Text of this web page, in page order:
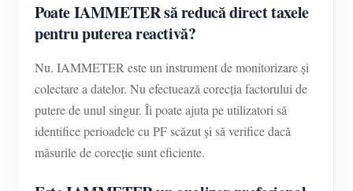
Poate IAMMETER să reducă direct taxele
pentru puterea reactivă?
Nu. IAMMETER este un instrument de monitorizare și
colectare a datelor. Nu efectuează corecția factorului de
putere de unul singur. Îi poate ajuta pe utilizatori să
identifice perioadele cu PF scăzut și să verifice dacă
măsurile de corecție sunt eficiente.